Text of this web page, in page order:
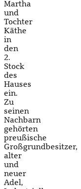
Martha
und
Tochter
Käthe
in
den
2.
Stock
des
Hauses
ein.
Zu
seinen
Nachbarn
gehörten
preußische
Großgrundbesitzer,
alter
und
neuer
Adel,